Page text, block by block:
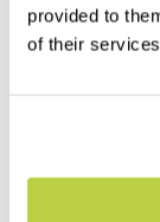
provided to
of their